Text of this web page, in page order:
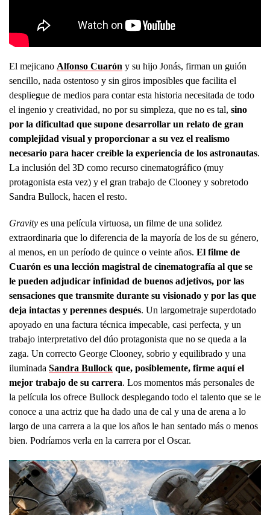
El mejicano Alfonso Cuarón y su hijo Jonás, firman un guión
sencillo, nada ostentoso y sin giros imposibles que facilita el
despliegue de medios para contar esta historia necesitada de todo
el ingenio y creatividad, no por su simpleza, que no es tal, sino
por la dificultad que supone desarrollar un relato de gran
complejidad visual y proporcionar a su vez el realismo
necesario para hacer creíble la experiencia de los astronautas.
La inclusión del 3D como recurso cinematográfico (muy
protagonista esta vez) y el gran trabajo de Clooney y sobretodo
Sandra Bullock, hacen el resto.
Gravity es una película virtuosa, un filme de una solidez
extraordinaria que lo diferencia de la mayoría de los de su género,
al menos, en un período de quince o veinte años. El filme de
Cuarón es una lección magistral de cinematografía al que se
le pueden adjudicar infinidad de buenos adjetivos, por las
sensaciones que transmite durante su visionado y por las que
deja intactas y perennes después. Un largometraje superdotado
apoyado en una factura técnica impecable, casi perfecta, y un
trabajo interpretativo del dúo protagonista que no se queda a la
zaga. Un correcto George Clooney, sobrio y equilibrado y una
iluminada Sandra Bullock que, posiblemente, firme aquí el
mejor trabajo de su carrera. Los momentos más personales de
la película los ofrece Bullock desplegando todo el talento que se le
conoce a una actriz que ha dado una de cal y una de arena a lo
largo de una carrera a la que los años le han sentado más o menos
bien. Podríamos verla en la carrera por el Oscar.